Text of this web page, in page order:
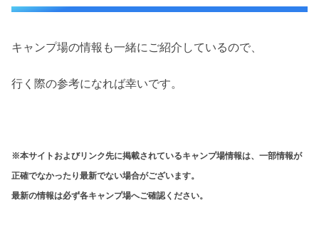
キャンプ場の情報も一緒にご紹介しているので、
行く際の参考になれば幸いです。
※本サイトおよびリンク先に掲載されているキャンプ場情報は、一部情報が
正確でなかったり最新でない場合がございます。
最新の情報は必ず各キャンプ場へご確認ください。